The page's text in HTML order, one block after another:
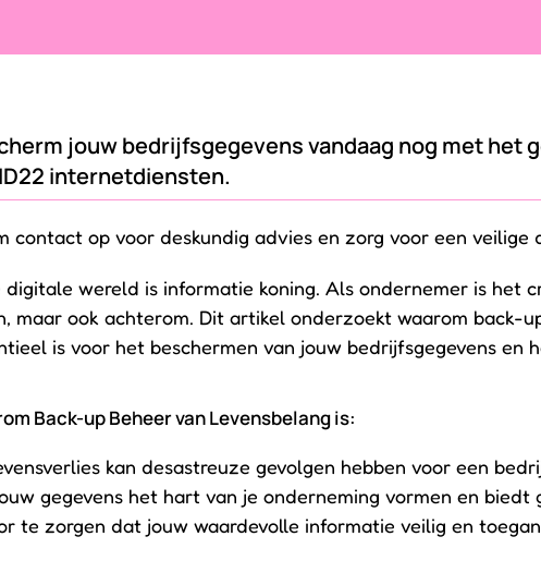
jouw bedrijfsgegevens vandaag nog met het
internetdiensten.
contact op voor deskundig advies en zorg voor een veilige
digitale wereld is informatie koning. Als ondernemer is het
maar ook achterom. Dit artikel onderzoekt waarom back-
is voor het beschermen van jouw bedrijfsgegevens en
Back-up Beheer van Levensbelang is:
kan desastreuze gevolgen hebben voor een
gegevens het hart van je onderneming vormen en biedt
te zorgen dat jouw waardevolle informatie veilig en